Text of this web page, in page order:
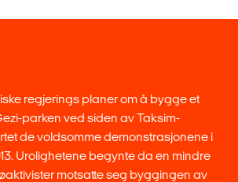
regjerings planer om å bygge et
parken ved siden av Taksim-
de voldsomme demonstrasjonene i
Urolighetene begynte da en mindre
motsatte seg byggingen av